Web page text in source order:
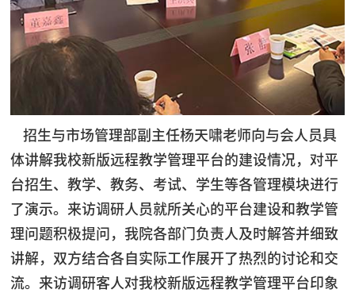
招生与市场管理部副主任杨天啸老师向与会人员具
体讲解我校新版远程教学管理平台的建设情况，对平
台招生、教学、教务、考试、学生等各管理模块进行
了演示。来访调研人员就所关心的平台建设和教学管
理问题积极提问，我院各部门负责人及时解答并细致
讲解，双方结合各自实际工作展开了热烈的讨论和交
流。来访调研客人对我校新版远程教学管理平台印象